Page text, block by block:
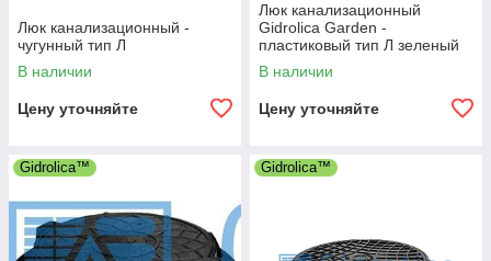
Люк канализационный -
чугунный тип Л
В наличии
Цену уточняйте
Люк канализационный
Gidrolica Garden -
пластиковый тип Л зеленый
В наличии
Цену уточняйте
Gidrolica™ Gidrolica™